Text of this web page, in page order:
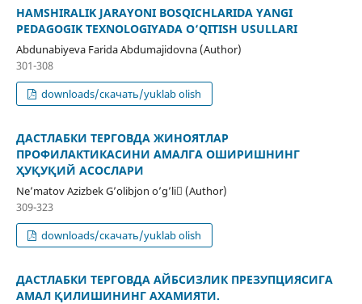
HAMSHIRALIK JARAYONI BOSQICHLARIDA YANGI
PEDAGOGIK TEXNOLOGIYADA O‘QITISH USULLARI
Abdunabiyeva Farida Abdumajidovna (Author)
301-308
downloads/скачать/yuklab olish
ДАСТЛАБКИ ТЕРГОВДА ЖИНОЯТЛАР
ПРОФИЛАКТИКАСИНИ АМАЛГА ОШИРИШНИНГ
ҲУҚУҚИЙ АСОСЛАРИ
Ne’matov Azizbek G’olibjon o’g’li (Author)
309-323
downloads/скачать/yuklab olish
ДАСТЛАБКИ ТЕРГОВДА AЙБСИЗЛИК ПРEЗУПЦИЯСИГA
AМAЛ ҚИЛИШИНИНГ AХAМИЯТИ.